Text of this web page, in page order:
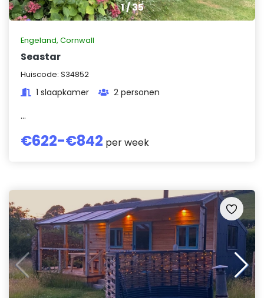
1/35
Engeland, Cornwall
Seastar
Huiscode: S34852
1 slaapkamer
2 personen
...
€622-€842 per week